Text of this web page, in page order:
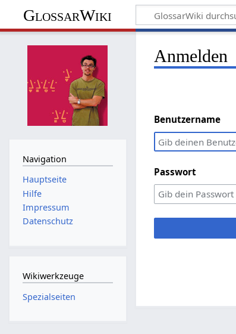
GlossarWiki
Anmelden
Benutzername
Passwort
Navigation
Hauptseite
Hilfe
Impressum
Datenschutz
Wikiwerkzeuge
Spezialseiten